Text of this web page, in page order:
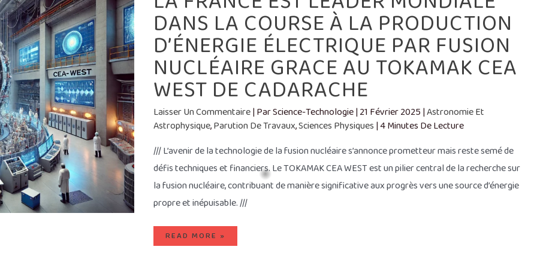
DANS LA COURSE À LA PRODUCTION
D’ÉNERGIE ÉLECTRIQUE PAR FUSION
NUCLÉAIRE GRACE AU TOKAMAK CEA
WEST DE CADARACHE
Laisser Un Commentaire| ParScience-Technologie| 21 Février 2025 |Astronomie Et
Astrophysique,Parution De Travaux,Sciences Physiques |4 Minutes De Lecture
/// L’avenir de la technologie de la fusion nucléaire s’annonce prometteur mais reste semé de
défis techniques et financiers. Le TOKAMAK CEA WEST est un pilier central de la recherche sur
la fusion nucléaire, contribuant de manière significative aux progrès vers une source d’énergie
propre et inépuisable. ///
EST
LEADER
MONDIALE
DANS
LA
COURSE
LA
PRODUCTION
D’ÉNERGIE
ÉLECTRIQUE
PAR
NUCLÉAIRE
GRACE
AU
TOKAMAK
WEST
DE
CADARACHE
READ MORE »